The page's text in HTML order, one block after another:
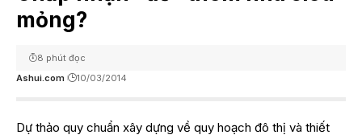
mỏng?
Ashui.com 10/03/2014
8 phút đọc
Dự thảo quy chuẩn xây dựng về quy hoạch đô thị và thiết